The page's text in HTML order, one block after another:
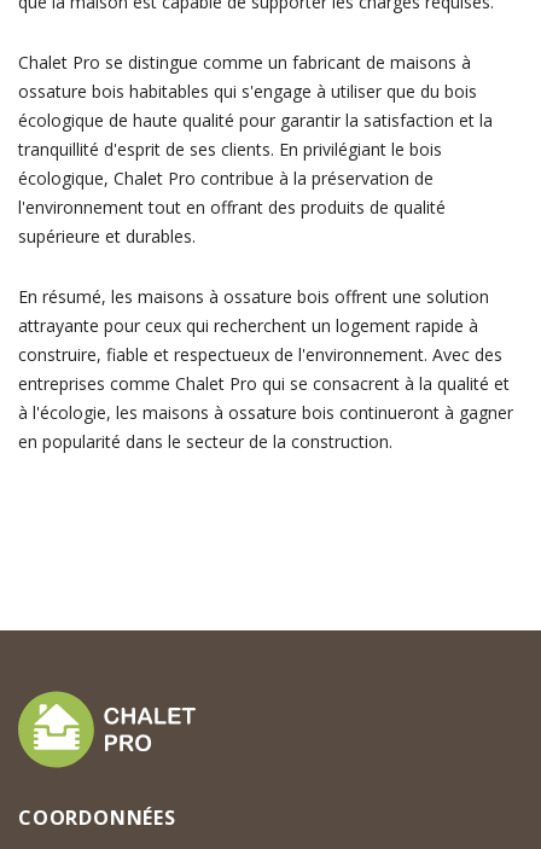
Chalet Pro se distingue comme un fabricant de maisons à
ossature bois habitables qui s'engage à utiliser que du bois
écologique de haute qualité pour garantir la satisfaction et la
tranquillité d'esprit de ses clients. En privilégiant le bois
écologique, Chalet Pro contribue à la préservation de
l'environnement tout en offrant des produits de qualité
supérieure et durables.
En résumé, les maisons à ossature bois offrent une solution
attrayante pour ceux qui recherchent un logement rapide à
construire, fiable et respectueux de l'environnement. Avec des
entreprises comme Chalet Pro qui se consacrent à la qualité et
à l'écologie, les maisons à ossature bois continueront à gagner
en popularité dans le secteur de la construction.
COORDONNÉES